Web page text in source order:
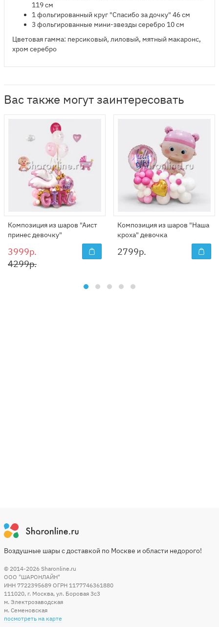
119 см
1 фольгированный круг "Спасибо за дочку" 46 см
3 фольгированные мини-звезды серебро 10 см
Цветовая гамма: персиковый, лиловый, мятный макаронс,
хром серебро
Вас также могут заинтересовать
Композиция из шаров "Аист
принес девочку"
3999р.
4299р.
Композиция из шаров "Наша
кроха" девочка
2799р.
Воздушные шары с доставкой по Москве и области недорого!
© 2014-2026 Sharonline.ru
ООО "ШАРОНЛАЙН"
ИНН 7722395689 ОГРН 1177746361880
111020, г. Москва, ул. Боровая 3c3
м. Электрозаводская
м. Семеновская
посмотреть на карте